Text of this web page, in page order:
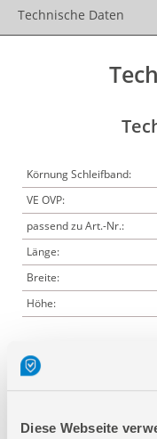
Diese Webseite
Technische Daten
Körnung Schleifband:
VE OVP:
passend zu Art.-Nr.:
Länge:
Breite:
Höhe:
Verpackungsmaße